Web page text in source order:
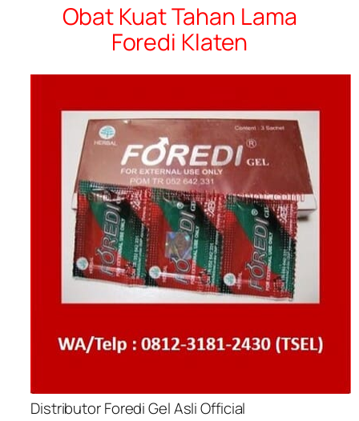
Obat Kuat Tahan Lama
Foredi Klaten
Distributor Foredi Gel Asli Official